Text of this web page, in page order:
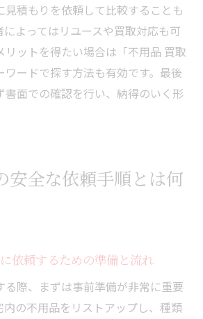
見積もりを依頼して比較することも
によってはリユースや買取対応も可
リットを得たい場合は「不用品 買取
ワードで探す方法も有効です。最後
書面での確認を行い、納得のいく形
安全な依頼手順とは何
依頼するための準備と流れ
る際、まずは事前準備が非常に重要
内の不用品をリストアップし、種類